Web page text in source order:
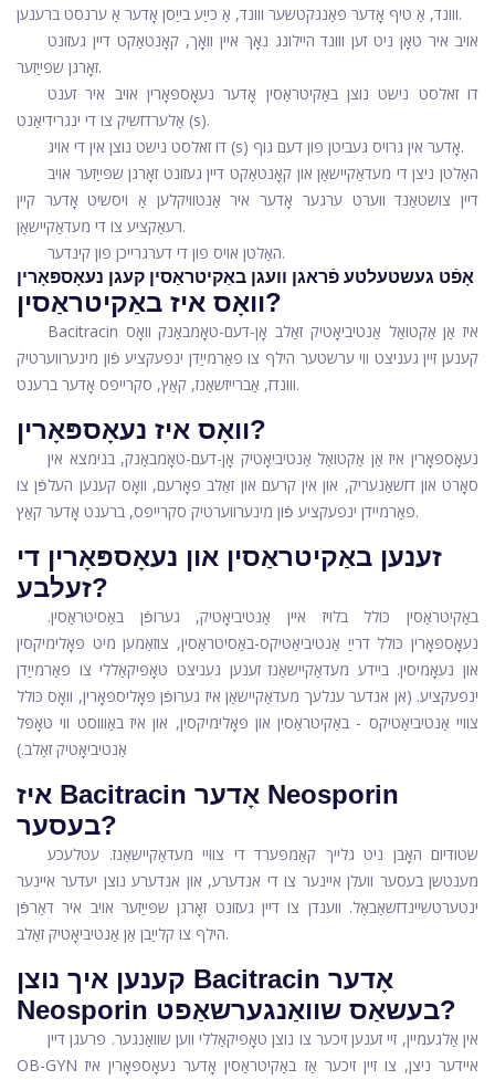
ווונד, אַ טיף אָדער פּאַנגקטשער ווונד, אַ כייַע בייַסן אָדער אַ ערנסט ברענען.
אויב איר טאָן ניט זען ווונד היילונג נאָך איין וואָך, קאָנטאַקט דיין געזונט
זאָרגן שפּייַזער.
דו זאלסט נישט נוצן באַקיטראַסין אָדער נעאָספּאָרין אויב איר זענט
אַלערדזשיק צו די ינגרידיאַנט (s).
דו זאלסט נישט נוצן אין די אויג (s) אָדער אין גרויס געביטן פון דעם גוף.
האַלטן ניצן די מעדאַקיישאַן און קאָנטאַקט דיין געזונט זאָרגן שפּייַזער אויב
דיין צושטאַנד ווערט ערגער אָדער איר אַנטוויקלען אַ ויסשיט אָדער קיין
רעאַקציע צו די מעדאַקיישאַן.
האַלטן אויס פון די דערגרייכן פון קינדער.
אָפֿט געשטעלטע פֿראגן וועגן באַקיטראַסין קעגן נעאָספּאָרין
וואָס איז באַקיטראַסין?
Bacitracin איז אַן אַקטואַל אַנטיביאָטיק זאַלב אָן-דעם-טאָמבאַנק וואָס
קענען זיין געניצט ווי ערשטער הילף צו פאַרמייַדן ינפעקציע פֿון מינערווערטיק
ווונדז, אַברייזשאַנז, קאַץ, סקרייפּס אָדער ברענט.
וואָס איז נעאָספּאָרין?
נעאָספּאָרין איז אַן אַקטואַל אַנטיביאָטיק אָן-דעם-טאָמבאַנק, בנימצא אין
סאָרט און דזשאַנעריק, און אין קרעם און זאַלב פאָרעם, וואָס קענען העלפֿן צו
פאַרמיידן ינפעקציע פֿון מינערווערטיק סקרייפּס, ברענט אָדער קאַץ.
זענען באַקיטראַסין און נעאָספּאָרין די
זעלבע?
באַקיטראַסין כּולל בלויז איין אַנטיביאָטיק, גערופֿן באַסיטראַסין.
נעאָספּאָרין כּולל דרייַ אַנטיביאַטיקס-באַסיטראַסין, צוזאַמען מיט פּאָלימיקסין
און נעאָמיסין. ביידע מעדאַקיישאַנז זענען געניצט טאָפּיקאַללי צו פאַרמייַדן
ינפעקציע. (אן אנדער ענלעך מעדאַקיישאַן איז גערופֿן פּאָליספּאָרין, וואָס כּולל
צוויי אַנטיביאַטיקס - באַקיטראַסין און פּאָלימיקסין, און איז באַוווסט ווי טאָפּל
אַנטיביאָטיק זאַלב.)
איז Bacitracin אָדער Neosporin
בעסער?
שטודיום האָבן ניט גלייך קאַמפּערד די צוויי מעדאַקיישאַנז. עטלעכע
מענטשן בעסער וועלן איינער צו די אנדערע, און אנדערע נוצן יעדער איינער
ינטערטשיינדזשאַבאַל. ווענדן צו דיין געזונט זאָרגן שפּייַזער אויב איר דאַרפֿן
הילף צו קלייַבן אַן אַנטיביאָטיק זאַלב.
קענען איך נוצן Bacitracin אָדער
Neosporin בעשאַס שוואַנגערשאַפט?
אין אַלגעמיין, זיי זענען זיכער צו נוצן טאָפּיקאַללי ווען שוואַנגער. פרעגן דיין
OB-GYN איידער ניצן, צו זיין זיכער אַז באַקיטראַסין אָדער נעאָספּאָרין איז